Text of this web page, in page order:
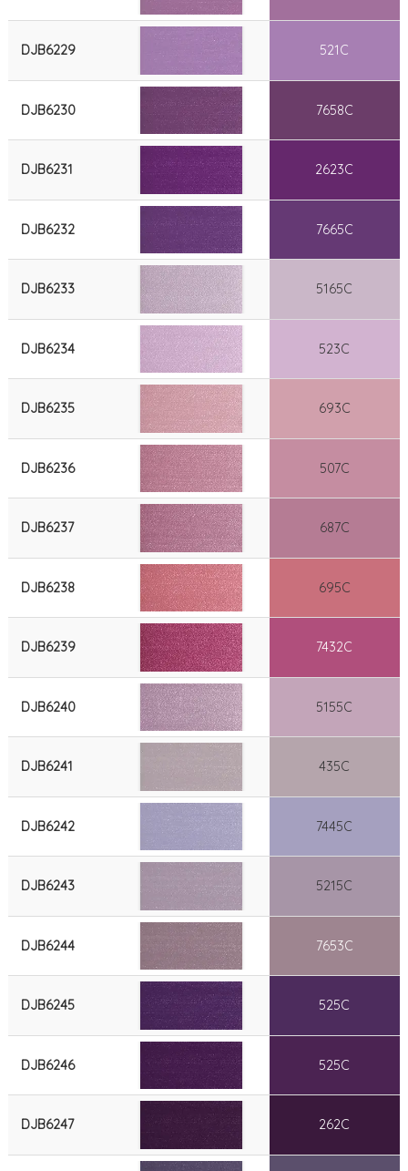
DJB6229 521C
DJB6230 7658C
DJB6231 2623C
DJB6232 7665C
DJB6233 5165C
DJB6234 523C
DJB6235 693C
DJB6236 507C
DJB6237 687C
DJB6238 695C
DJB6239 7432C
DJB6240 5155C
DJB6241 435C
DJB6242 7445C
DJB6243 5215C
DJB6244 7653C
DJB6245 525C
DJB6246 525C
DJB6247 262C